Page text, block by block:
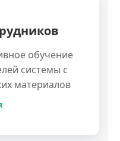
обучение
системы с
материалов